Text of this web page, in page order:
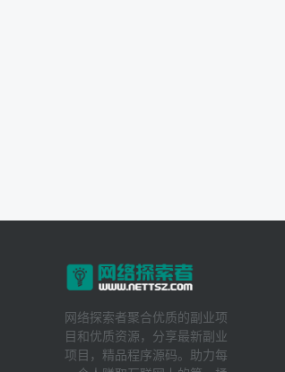
网络探索者聚合优质的副业项
目和优质资源，分享最新副业
项目，精品程序源码。助力每